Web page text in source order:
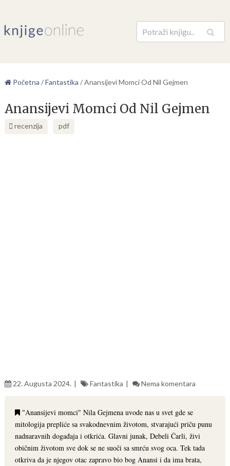
Pretraga
Početna /Fantastika /Anansijevi Momci Od Nil Gejmen
Anansijevi Momci Od Nil Gejmen
recenzija pdf
22. Augusta 2024. Fantastika Nema komentara
"Anansijevi momci" Nila Gejmena uvode nas u svet gde se
mitologija prepliće sa svakodnevnim životom, stvarajući priču punu
nadnaravnih događaja i otkrića. Glavni junak, Debeli Čarli, živi
običnim životom sve dok se ne suoči sa smrću svog oca. Tek tada
otkriva da je njegov otac zapravo bio bog Anansi i da ima brata,